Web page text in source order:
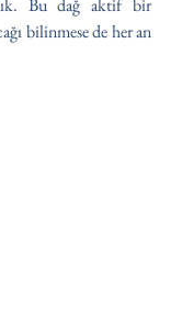
bilinmese de her an